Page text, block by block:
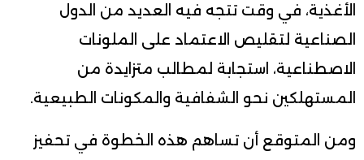
الأغذية، في وقت تتجه فيه العديد من الدول
الصناعية لتقليص الاعتماد على الملونات
الاصطناعية، استجابة لمطالب متزايدة من
المستهلكين نحو الشفافية والمكونات الطبيعية.
ومن المتوقع أن تساهم هذه الخطوة في تحفيز